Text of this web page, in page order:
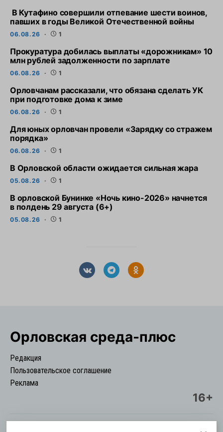
В Кутафино совершили отпевание шести воинов,
павших в годы Великой Отечественной войны
06.08.26 1
Прокуратура добилась выплаты «дорожникам» 10
млн рублей задолженности по зарплате
06.08.26 1
Орловчанам рассказали, что обязана сделать УК
при подготовке дома к зиме
06.08.26 1
Для юных орловчан провели «Зарядку со стражем
порядка»
06.08.26 1
В Орловской области ожидается сильная жара
05.08.26 1
В орловской Бунинке «Ночь кино-2026» начнется
в полдень 29 августа (6+)
05.08.26 1
Орловская cреда-плюс
Редакция
Пользовательское соглашение
Реклама
16+